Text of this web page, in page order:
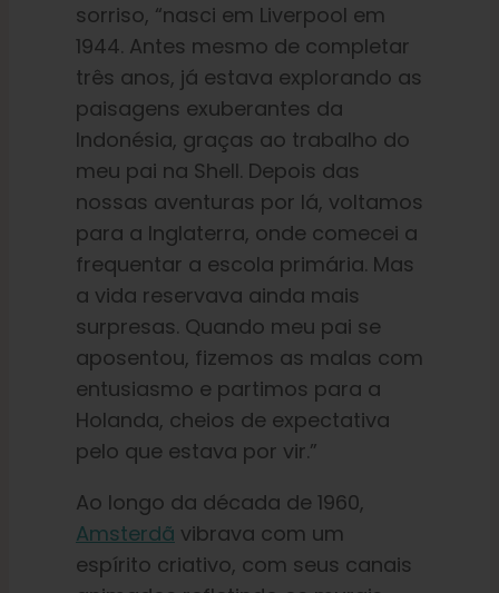
sorriso, “nasci em Liverpool em
1944. Antes mesmo de completar
três anos, já estava explorando as
paisagens exuberantes da
Indonésia, graças ao trabalho do
meu pai na Shell. Depois das
nossas aventuras por lá, voltamos
para a Inglaterra, onde comecei a
frequentar a escola primária. Mas
a vida reservava ainda mais
surpresas. Quando meu pai se
aposentou, fizemos as malas com
entusiasmo e partimos para a
Holanda, cheios de expectativa
pelo que estava por vir.”
Ao longo da década de 1960,
Amsterdã vibrava com um
espírito criativo, com seus canais